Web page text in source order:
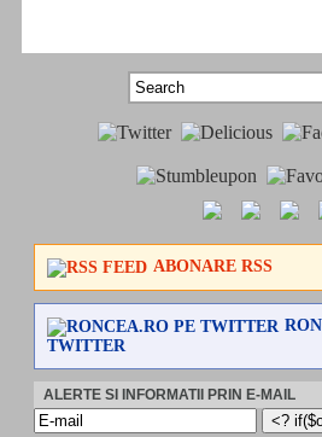
ABONARE RSS
TWITTER
ALERTE SI INFORMATII PRIN E-MAIL